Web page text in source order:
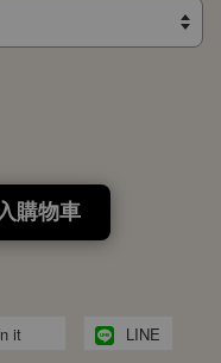
購物車
it LINE